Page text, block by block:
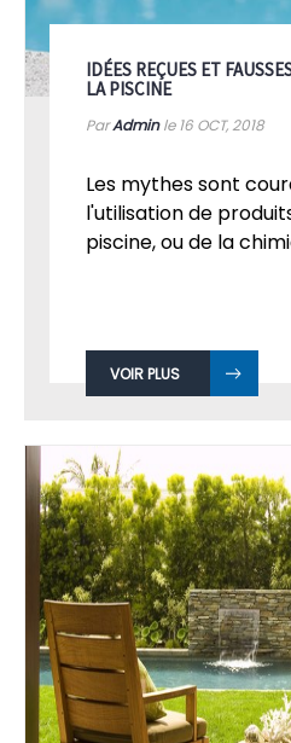
IDÉES REÇUES ET
LA PISCINE
ParAdminle 16 OCT, 2018
Les mythes sont
l'utilisation de
piscine, ou de la
VOIR PLUS